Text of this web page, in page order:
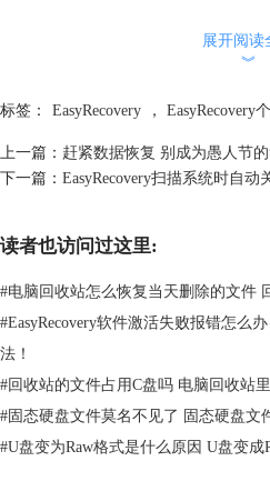
展开阅读
︾
标签： EasyRecovery ， EasyRecovery
上一篇： 赶紧数据恢复 别成为愚人节
下一篇： EasyRecovery扫描系统时自
读者也访问过这里:
#电脑回收站怎么恢复当天删除的文件
#EasyRecovery软件激活失败报错怎么
法！
#回收站的文件占用C盘吗 电脑回收站
#固态硬盘文件莫名不见了 固态硬盘文
#U盘变为Raw格式是什么原因 U盘变成